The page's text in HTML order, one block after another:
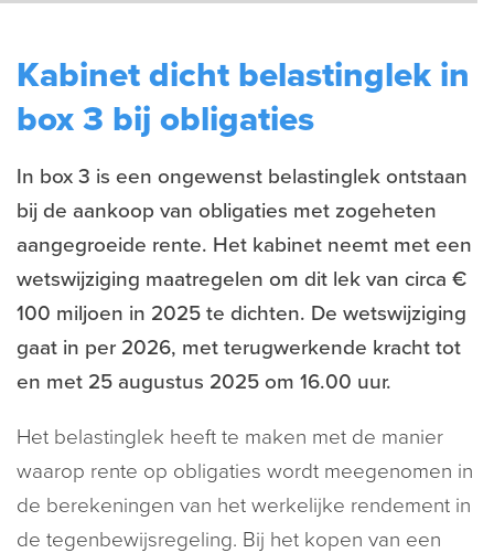
Kabinet dicht belastinglek in
box 3 bij obligaties
In box 3 is een ongewenst belastinglek ontstaan
bij de aankoop van obligaties met zogeheten
aangegroeide rente. Het kabinet neemt met een
wetswijziging maatregelen om dit lek van circa €
100 miljoen in 2025 te dichten. De wetswijziging
gaat in per 2026, met terugwerkende kracht tot
en met 25 augustus 2025 om 16.00 uur.
Het belastinglek heeft te maken met de manier
waarop rente op obligaties wordt meegenomen in
de berekeningen van het werkelijke rendement in
de tegenbewijsregeling. Bij het kopen van een